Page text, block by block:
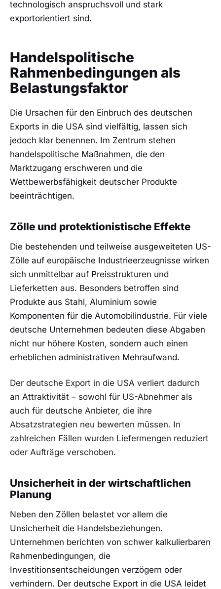
technologisch anspruchsvoll und stark
exportorientiert sind.
Handelspolitische
Rahmenbedingungen als
Belastungsfaktor
Die Ursachen für den Einbruch des deutschen
Exports in die USA sind vielfältig, lassen sich
jedoch klar benennen. Im Zentrum stehen
handelspolitische Maßnahmen, die den
Marktzugang erschweren und die
Wettbewerbsfähigkeit deutscher Produkte
beeinträchtigen.
Zölle und protektionistische Effekte
Die bestehenden und teilweise ausgeweiteten US-
Zölle auf europäische Industrieerzeugnisse wirken
sich unmittelbar auf Preisstrukturen und
Lieferketten aus. Besonders betroffen sind
Produkte aus Stahl, Aluminium sowie
Komponenten für die Automobilindustrie. Für viele
deutsche Unternehmen bedeuten diese Abgaben
nicht nur höhere Kosten, sondern auch einen
erheblichen administrativen Mehraufwand.
Der deutsche Export in die USA verliert dadurch
an Attraktivität – sowohl für US-Abnehmer als
auch für deutsche Anbieter, die ihre
Absatzstrategien neu bewerten müssen. In
zahlreichen Fällen wurden Liefermengen reduziert
oder Aufträge verschoben.
Unsicherheit in der wirtschaftlichen
Planung
Neben den Zöllen belastet vor allem die
Unsicherheit die Handelsbeziehungen.
Unternehmen berichten von schwer kalkulierbaren
Rahmenbedingungen, die
Investitionsentscheidungen verzögern oder
verhindern. Der deutsche Export in die USA leidet